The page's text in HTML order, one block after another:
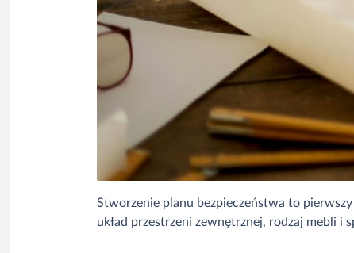
Stworzenie planu bezpieczeństwa to
układ przestrzeni zewnętrznej, rodzaj mebli i